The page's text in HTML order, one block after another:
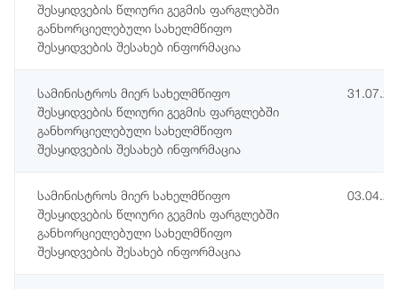
შესყიდვების წლიური გეგმის ფარგლებში
განხორციელებული სახელმწიფო
შესყიდვების შესახებ ინფორმაცია
სამინისტროს მიერ სახელმწიფო
შესყიდვების წლიური გეგმის ფარგლებში
განხორციელებული სახელმწიფო
შესყიდვების შესახებ ინფორმაცია
სამინისტროს მიერ სახელმწიფო
შესყიდვების წლიური გეგმის ფარგლებში
განხორციელებული სახელმწიფო
შესყიდვების შესახებ ინფორმაცია